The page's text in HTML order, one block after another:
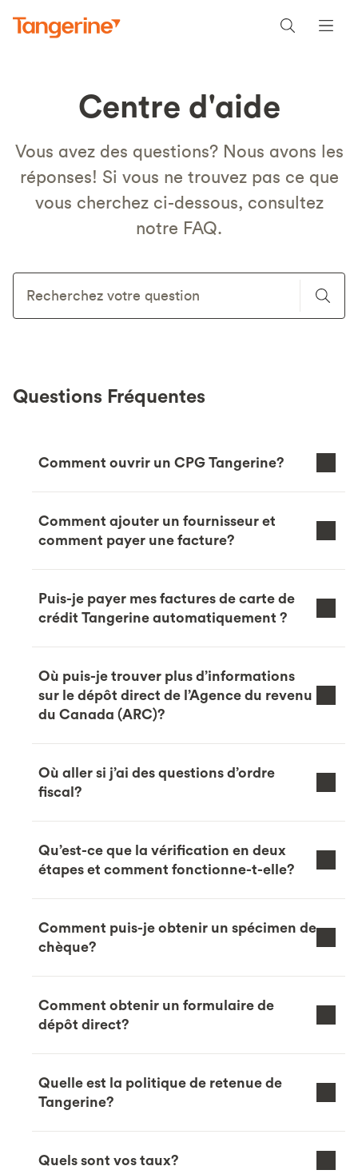
Centre d'aide
Vous avez des questions? Nous avons les
réponses! Si vous ne trouvez pas ce que
vous cherchez ci-dessous, consultez
notre FAQ.
Recherchez votre question
Questions Fréquentes
Comment ouvrir un CPG Tangerine?
Comment ajouter un fournisseur et
comment payer une facture?
Puis-je payer mes factures de carte de
crédit Tangerine automatiquement ?
Où puis-je trouver plus d’informations
sur le dépôt direct de l’Agence du revenu
du Canada (ARC)?
Où aller si j’ai des questions d’ordre
fiscal?
Qu’est-ce que la vérification en deux
étapes et comment fonctionne-t-elle?
Comment puis-je obtenir un spécimen de
chèque?
Comment obtenir un formulaire de
dépôt direct?
Quelle est la politique de retenue de
Tangerine?
Quels sont vos taux?